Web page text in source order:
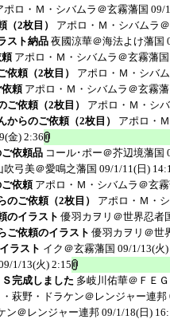
ポロ・Ｍ・シバムラ＠玄霧藩国 09/
（2枚目）
アポロ・Ｍ・シバムラ
スト納品夜國涼華＠海法よけ藩国
アポロ・Ｍ・シバムラ＠玄霧藩国
依頼（2枚目）
アポロ・Ｍ・シバ
頼 アポロ・Ｍ・シバムラ＠玄霧
ご依頼（2枚目）
アポロ・Ｍ・シ
からのご依頼（2枚目）
アポロ・
金) 2:36
依頼品 コール･ポー＠芥辺境藩国
吹弓美＠愛鳴之藩国 09/1/11(日)
依頼 アポロ・Ｍ・シバムラ＠玄
のご依頼（2枚目）
アポロ・Ｍ・
のイラスト 優羽カヲリ＠世界忍者
ご依頼のイラスト 優羽カヲリ＠世
ラスト イク＠玄霧藩国 09/1/13(火
1/13(火) 2:15
完成しました 多岐川佑華＠ＦＥＧ
萩野・ドラケン＠レンジャー連邦
ン＠レンジャー連邦 09/1/18(日)